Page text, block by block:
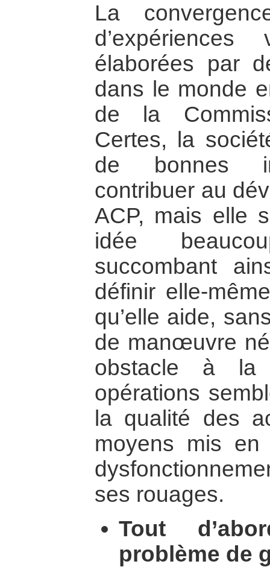
La
élaborées par
dans le monde
de la
Certes, la
de bonnes
contribuer au
ACP, mais elle
idée
succombant
définir elle-
qu’elle aide,
de manœuvre
obstacle à la
opérations
la qualité des
moyens mis
ses rouages.
Tout
problème de